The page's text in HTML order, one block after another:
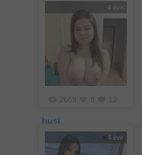
4 éve
2669 6 12
husi
4 éve